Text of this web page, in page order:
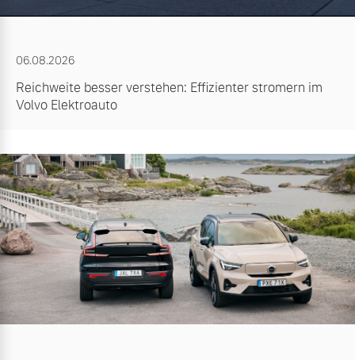
06.08.2026
Reichweite besser verstehen: Effizienter stromern im
Volvo Elektroauto